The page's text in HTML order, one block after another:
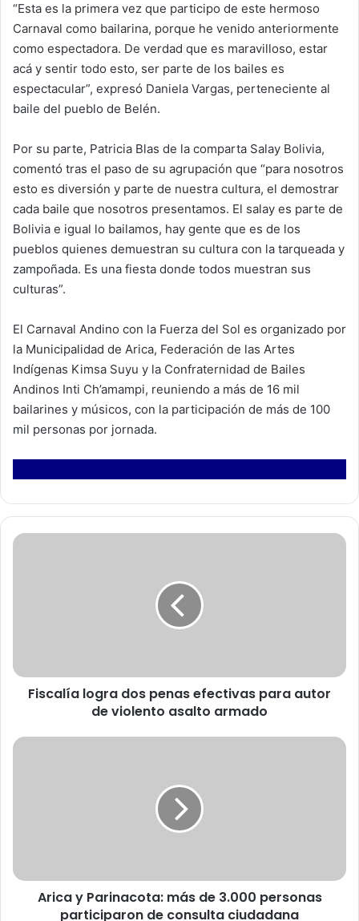
“Esta es la primera vez que participo de este hermoso
Carnaval como bailarina, porque he venido anteriormente
como espectadora. De verdad que es maravilloso, estar
acá y sentir todo esto, ser parte de los bailes es
espectacular”, expresó Daniela Vargas, perteneciente al
baile del pueblo de Belén.
Por su parte, Patricia Blas de la comparta Salay Bolivia,
comentó tras el paso de su agrupación que “para nosotros
esto es diversión y parte de nuestra cultura, el demostrar
cada baile que nosotros presentamos. El salay es parte de
Bolivia e igual lo bailamos, hay gente que es de los
pueblos quienes demuestran su cultura con la tarqueada y
zampoñada. Es una fiesta donde todos muestran sus
culturas”.
El Carnaval Andino con la Fuerza del Sol es organizado por
la Municipalidad de Arica, Federación de las Artes
Indígenas Kimsa Suyu y la Confraternidad de Bailes
Andinos Inti Ch’amampi, reuniendo a más de 16 mil
bailarines y músicos, con la participación de más de 100
mil personas por jornada.
F
l
a
s
Fiscalía logra dos penas efectivas para autor
de violento asalto armado
A
r
Arica y Parinacota: más de 3.000 personas
participaron de consulta ciudadana